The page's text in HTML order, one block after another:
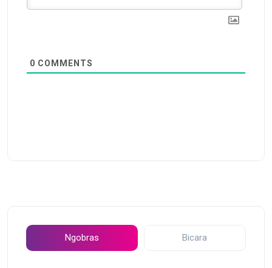
0 COMMENTS
Ngobras Bicara